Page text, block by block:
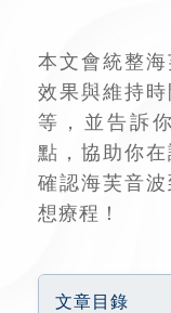
本文會統整海
效果與維持
等，並告訴
點，協助你在
確認海芙音
想療程！
文章目錄